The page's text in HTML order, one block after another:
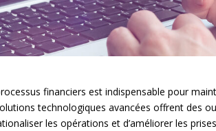
financiers est indispensable pour
technologiques avancées offrent des
les opérations et d’améliorer les